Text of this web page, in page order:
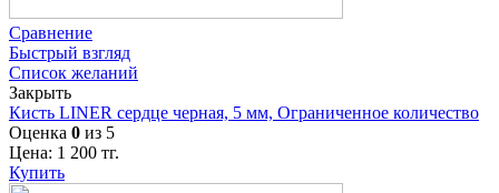
Сравнение
Быстрый взгляд
Список желаний
Закрыть
Кисть LINER сердце черная, 5 мм, Ограниченное количество
Оценка 0 из 5
Цена: 1 200 тг.
Купить